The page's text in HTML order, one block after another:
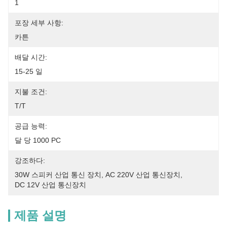
1
포장 세부 사항:
카튼
배달 시간:
15-25 일
지불 조건:
T/T
공급 능력:
달 당 1000 PC
강조하다:
30W 스피커 산업 통신 장치
AC 220V 산업 통신장치
DC 12V 산업 통신장치
제품 설명